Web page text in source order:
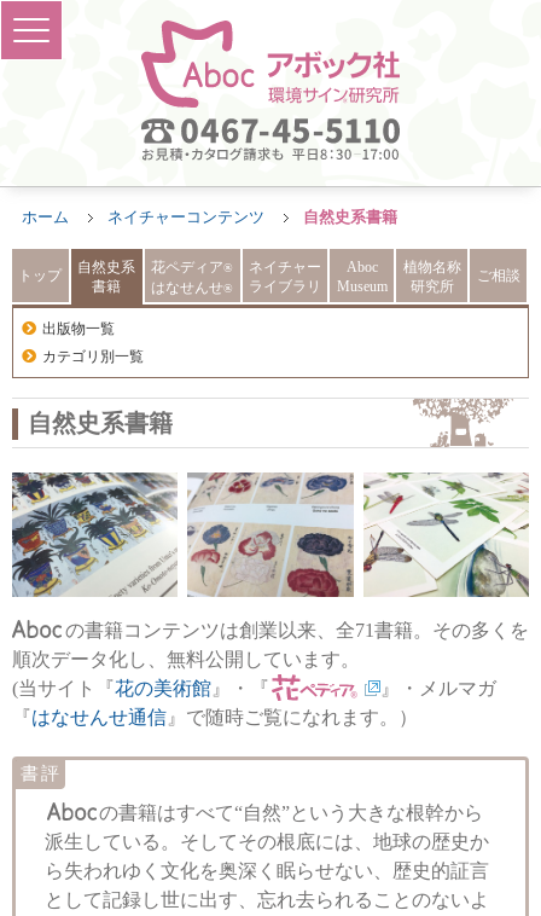
ホーム ネイチャーコンテンツ 自然史系書籍
トップ
自然史系
書籍
花ペディア®
はなせんせ®
ネイチャー
ライブラリ
Aboc
Museum
植物名称
研究所
ご相談
出版物一覧
カテゴリ別一覧
自然史系書籍
の書籍コンテンツは創業以来、全71書籍。その多くを
順次データ化し、無料公開しています。
(当サイト『花の美術館 』・『
』・メルマガ
『はなせんせ通信 』で随時ご覧になれます。）
書評
の書籍はすべて“自然”という大きな根幹から
派生している。そしてその根底には、地球の歴史か
ら失われゆく文化を奥深く眠らせない、歴史的証言
として記録し世に出す、忘れ去られることのないよ